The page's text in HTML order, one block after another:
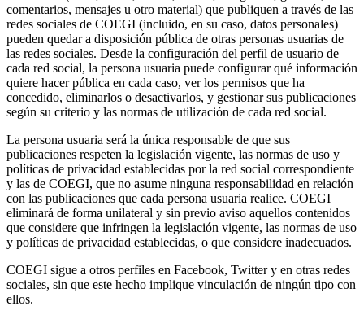
comentarios, mensajes u otro material) que publiquen a través de las
redes sociales de COEGI (incluido, en su caso, datos personales)
pueden quedar a disposición pública de otras personas usuarias de
las redes sociales. Desde la configuración del perfil de usuario de
cada red social, la persona usuaria puede configurar qué información
quiere hacer pública en cada caso, ver los permisos que ha
concedido, eliminarlos o desactivarlos, y gestionar sus publicaciones
según su criterio y las normas de utilización de cada red social.
La persona usuaria será la única responsable de que sus
publicaciones respeten la legislación vigente, las normas de uso y
políticas de privacidad establecidas por la red social correspondiente
y las de COEGI, que no asume ninguna responsabilidad en relación
con las publicaciones que cada persona usuaria realice. COEGI
eliminará de forma unilateral y sin previo aviso aquellos contenidos
que considere que infringen la legislación vigente, las normas de uso
y políticas de privacidad establecidas, o que considere inadecuados.
COEGI sigue a otros perfiles en Facebook, Twitter y en otras redes
sociales, sin que este hecho implique vinculación de ningún tipo con
ellos.